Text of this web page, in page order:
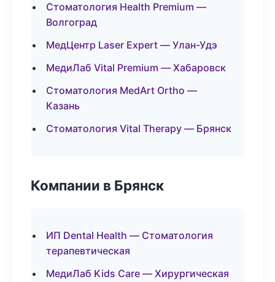
Стоматология Health Premium —
Волгоград
МедЦентр Laser Expert — Улан-Удэ
МедиЛаб Vital Premium — Хабаровск
Стоматология MedArt Ortho —
Казань
Стоматология Vital Therapy — Брянск
Компании в Брянск
ИП Dental Health — Стоматология
терапевтическая
МедиЛаб Kids Care — Хирургическая